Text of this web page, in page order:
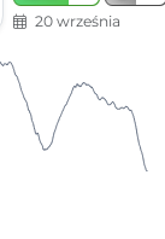
20 września